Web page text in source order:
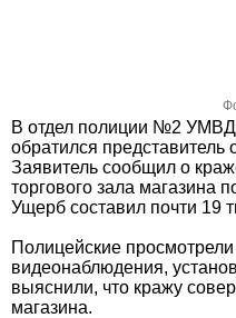
В отдел полиции №2
обратился представитель
Заявитель сообщил о
торгового зала магазина
Ущерб составил почти 19
Полицейские
видеонаблюдения,
выяснили, что кражу
магазина.